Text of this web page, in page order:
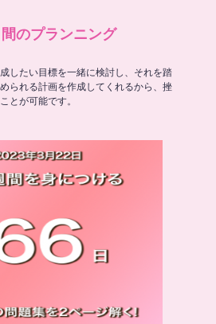
のプランニング
したい目標を一緒に検討し、それを踏
られる計画を作成してくれるから、挫
とが可能です。